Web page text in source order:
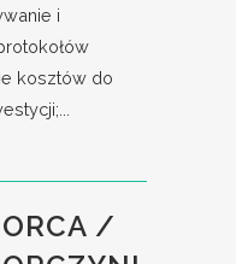
i
kosztów do
/